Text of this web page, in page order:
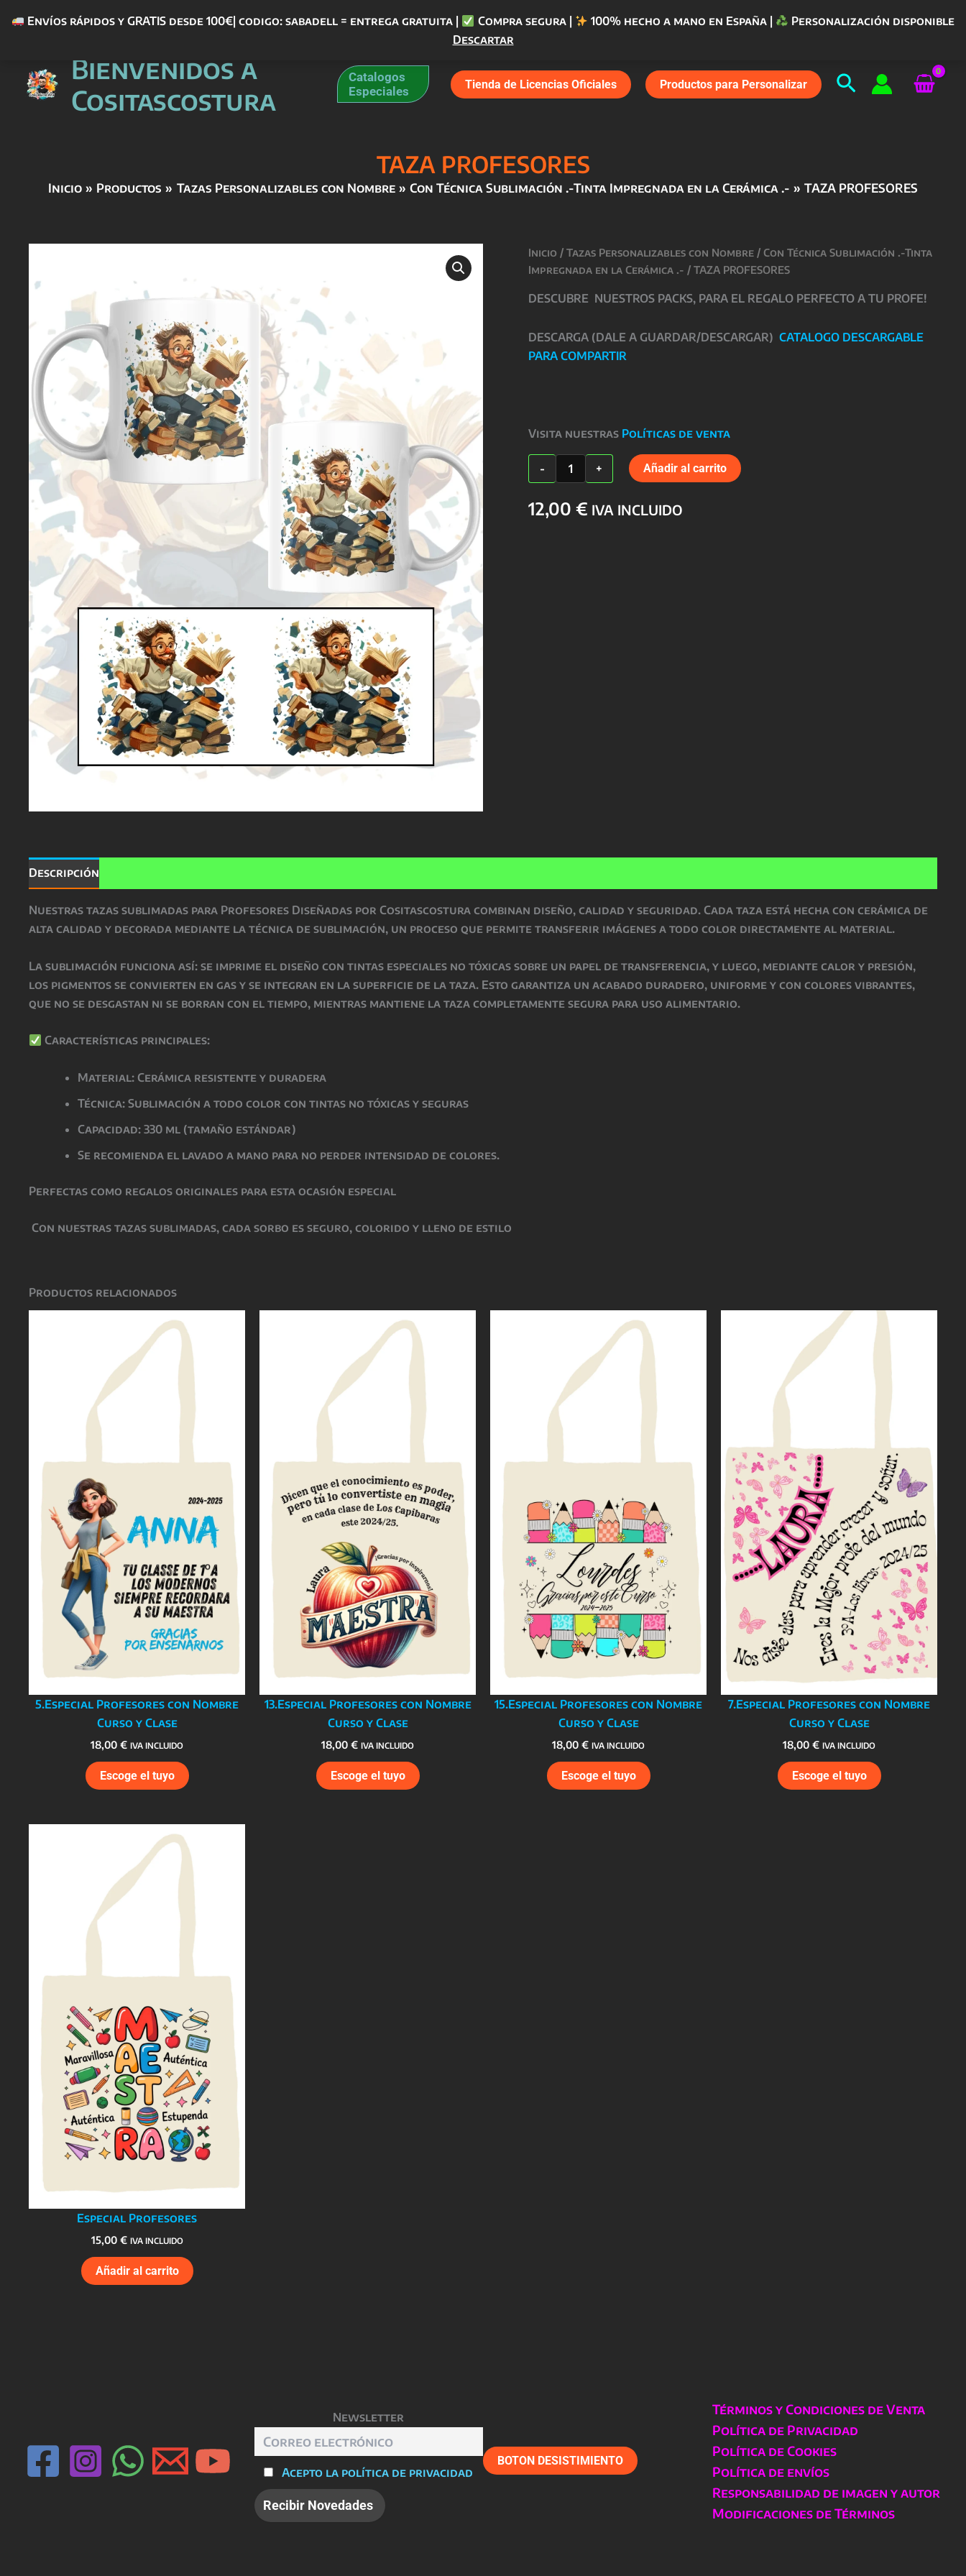
Envíos rápidos y GRATIS desde 100€| codigo: sabadell = entrega gratuita | Compra segura | 100% hecho a mano en España |
Personalización disponible
Descartar
contenido
Bienvenidos a
Cositascostura
Catalogos
Especiales
Tienda de Licencias Oficiales Productos para Personalizar Buscar
TAZA PROFESORES
Inicio Productos Tazas Personalizables con Nombre Con Técnica Sublimación .-Tinta Impregnada en la Cerámica .- TAZA PROFESORES
Inicio /Tazas Personalizables con Nombre /Con Técnica Sublimación .-Tinta
Impregnada en la Cerámica .- / TAZA PROFESORES
DESCUBRE NUESTROS PACKS, PARA EL REGALO PERFECTO A TU PROFE!
DESCARGA (DALE A GUARDAR/DESCARGAR)CATALOGO DESCARGABLE
PARA COMPARTIR
Visita nuestras Políticas de venta
-
TAZA
PROFESORES
+ Añadir al carrito
12,00€ IVA INCLUIDO
Descripción
Nuestras tazas sublimadas para Profesores Diseñadas por Cositascostura combinan diseño, calidad y seguridad. Cada taza está hecha con cerámica de
alta calidad y decorada mediante la técnica de sublimación, un proceso que permite transferir imágenes a todo color directamente al material.
La sublimación funciona así: se imprime el diseño con tintas especiales no tóxicas sobre un papel de transferencia, y luego, mediante calor y presión,
los pigmentos se convierten en gas y se integran en la superficie de la taza. Esto garantiza un acabado duradero, uniforme y con colores vibrantes,
que no se desgastan ni se borran con el tiempo, mientras mantiene la taza completamente segura para uso alimentario.
Características principales:
Material: Cerámica resistente y duradera
Técnica: Sublimación a todo color con tintas no tóxicas y seguras
Capacidad: 330 ml (tamaño estándar)
Se recomienda el lavado a mano para no perder intensidad de colores.
Perfectas como regalos originales para esta ocasión especial
Con nuestras tazas sublimadas, cada sorbo es seguro, colorido y lleno de estilo
Productos relacionados
5.Especial Profesores con Nombre
Curso y Clase
18,00 € IVA INCLUIDO
Escoge el tuyo
13.Especial Profesores con Nombre
Curso y Clase
18,00 € IVA INCLUIDO
Escoge el tuyo
15.Especial Profesores con Nombre
Curso y Clase
18,00 € IVA INCLUIDO
Escoge el tuyo
7.Especial Profesores con Nombre
Curso y Clase
18,00 € IVA INCLUIDO
Escoge el tuyo
Especial Profesores
15,00 € IVA INCLUIDO
Añadir al carrito
Newsletter
Acepto la política de privacidad
BOTON DESISTIMIENTO
Términos y Condiciones de Venta
Política de Privacidad
Política de Cookies
Política de envíos
Responsabilidad de imagen y autor
Modificaciones de Términos